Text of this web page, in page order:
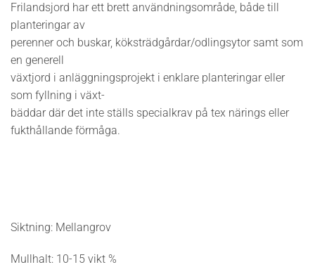
Frilandsjord har ett brett användningsområde, både till
planteringar av
perenner och buskar, köksträdgårdar/odlingsytor samt som
en generell
växtjord i anläggningsprojekt i enklare planteringar eller
som fyllning i växt-
bäddar där det inte ställs specialkrav på tex närings eller
fukthållande förmåga.
Siktning: Mellangrov
Mullhalt: 10-15 vikt %